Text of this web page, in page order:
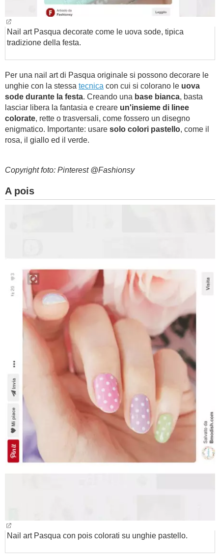
Nail art Pasqua decorate come le uova sode, tipica
tradizione della festa.
Per una nail art di Pasqua originale si possono decorare le
unghie con la stessa tecnica con cui si colorano le uova
sode durante la festa. Creando una base bianca, basta
lasciar libera la fantasia e creare un'insieme di linee
colorate, rette o trasversali, come fossero un disegno
enigmatico. Importante: usare solo colori pastello, come il
rosa, il giallo ed il verde.
Copyright foto: Pinterest @Fashionsy
A pois
Nail art Pasqua con pois colorati su unghie pastello.